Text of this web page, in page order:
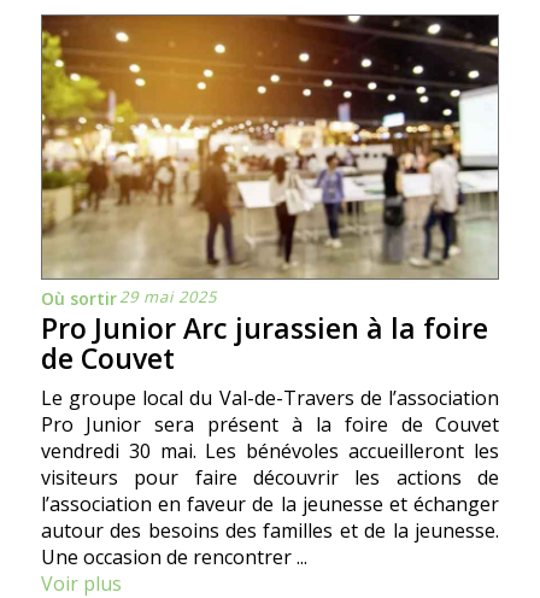
Où sortir29 mai 2025
Pro Junior Arc jurassien à la foire
de Couvet
Le groupe local du Val-de-Travers de l’association
Pro Junior sera présent à la foire de Couvet
vendredi 30 mai. Les bénévoles accueilleront les
visiteurs pour faire découvrir les actions de
l’association en faveur de la jeunesse et échanger
autour des besoins des familles et de la jeunesse.
Une occasion de rencontrer ...
Voir plus